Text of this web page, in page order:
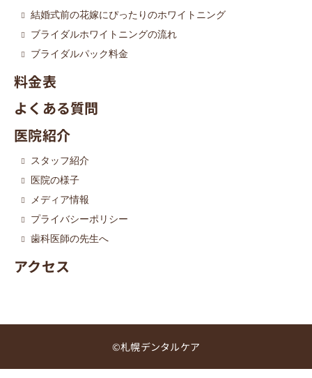
結婚式前の花嫁にぴったりのホワイトニング
ブライダルホワイトニングの流れ
ブライダルパック料金
料金表
よくある質問
医院紹介
スタッフ紹介
医院の様子
メディア情報
プライバシーポリシー
歯科医師の先生へ
アクセス
©札幌デンタルケア